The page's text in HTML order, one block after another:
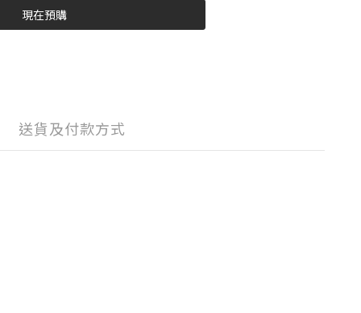
現在預購
送貨及付款方式